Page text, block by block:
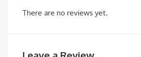
There are no reviews yet.